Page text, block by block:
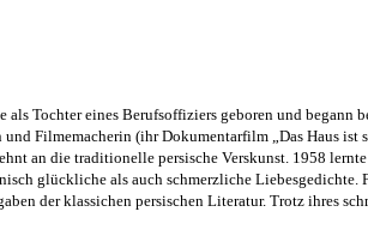
als Tochter eines Berufsoffiziers geboren und
und Filmemacherin (ihr Dokumentarfilm „Das Haus
an die traditionelle persische Verskunst. 1958
glückliche als auch schmerzliche
der klassichen persischen Literatur. Trotz ihres